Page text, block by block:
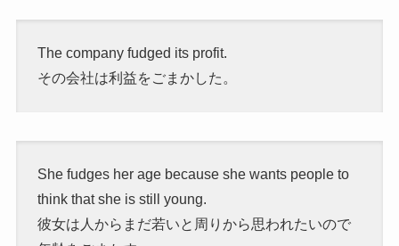
The company fudged its profit.
その会社は利益をごまかした。
She fudges her age because she wants people to
think that she is still young.
彼女は人からまだ若いと周りから思われたいので